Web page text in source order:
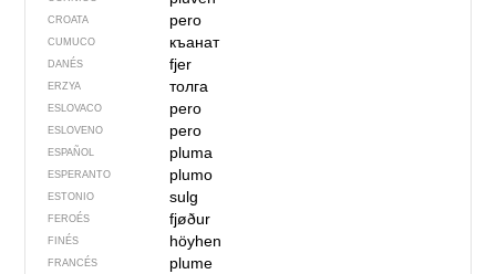
CROATA pero
CUMUCO къанат
DANÉS fjer
ERZYA толга
ESLOVACO pero
ESLOVENO pero
ESPAÑOL pluma
ESPERANTO plumo
ESTONIO sulg
FEROÉS fjøður
FINÉS höyhen
FRANCÉS plume